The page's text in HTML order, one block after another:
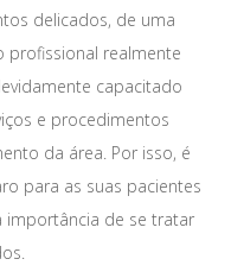
delicados, de uma
profissional realmente
capacitado
e procedimentos
da área. Por isso, é
para as suas pacientes
de se tratar